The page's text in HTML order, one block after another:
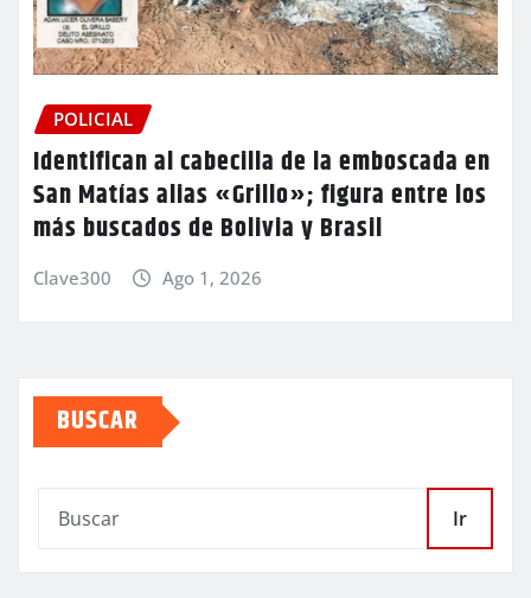
POLICIAL
Identifican al cabecilla de la emboscada en
San Matías alias «Grillo»; figura entre los
más buscados de Bolivia y Brasil
Clave300 Ago 1, 2026
BUSCAR
Ir